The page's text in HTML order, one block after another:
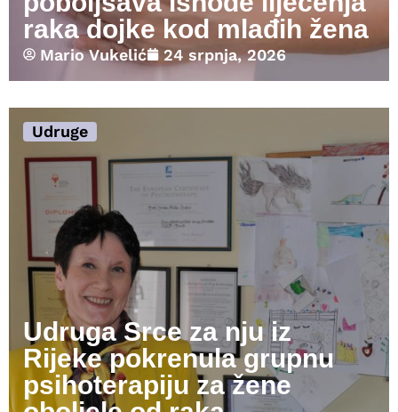
raka dojke kod mlađih žena
Mario Vukelić 24 srpnja, 2026
Udruge
Udruga Srce za nju iz
Rijeke pokrenula grupnu
psihoterapiju za žene